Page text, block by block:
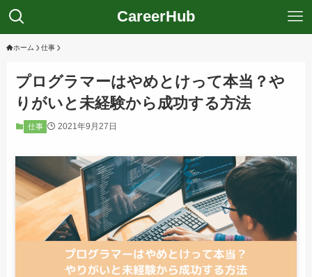
CareerHub
ホーム 仕事
プログラマーはやめとけって本当？や
りがいと未経験から成功する方法
仕事 2021年9月27日